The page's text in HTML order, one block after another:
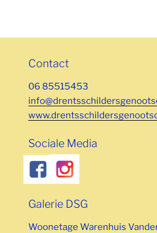
Contact
06 85515453
Sociale Media
Galerie DSG
Woonetage Warenhuis